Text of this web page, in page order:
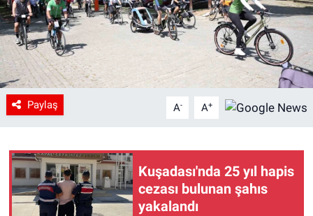
Paylaş A- A+
Kuşadası'nda 25 yıl hapis
cezası bulunan şahıs
yakalandı